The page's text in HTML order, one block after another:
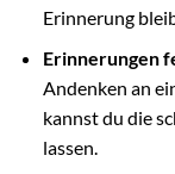
Erinnerung
Erinnerungen
Andenken an
kannst du die
lassen.